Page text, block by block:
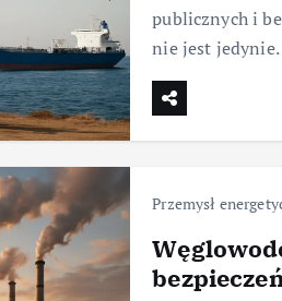
publicznych i
nie jest
Przemysł